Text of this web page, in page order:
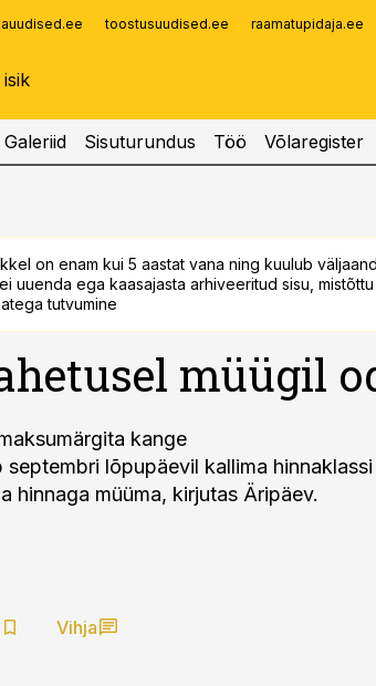
toostusuudised.ee raamatupidaja.ee
Galeriid Sisuturundus Töö Võlaregister
on enam kui 5 aastat vana ning kuulub
uuenda ega kaasajasta arhiveeritud sisu,
tutvumine
müügil
kange
lõpupäevil kallima
hinnaga müüma, kirjutas Äripäev.
Vihja